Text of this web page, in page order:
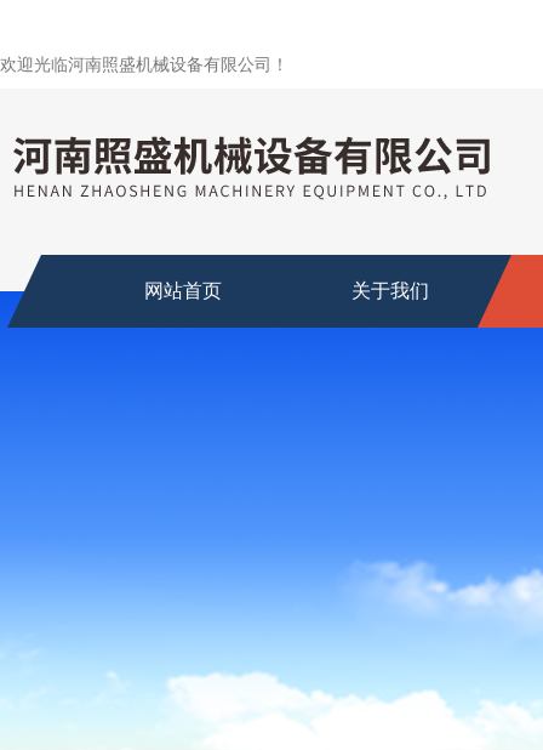
欢迎光临河南照盛机械设备有限公司！
网站首页 关于我们